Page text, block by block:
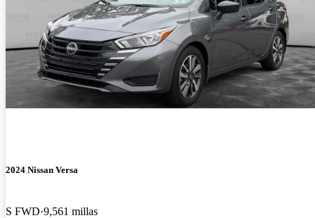
2024 Nissan Versa
S FWD 9,561 millas